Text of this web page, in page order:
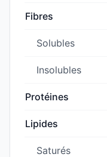
Fibres
Solubles
Insolubles
Protéines
Lipides
Saturés